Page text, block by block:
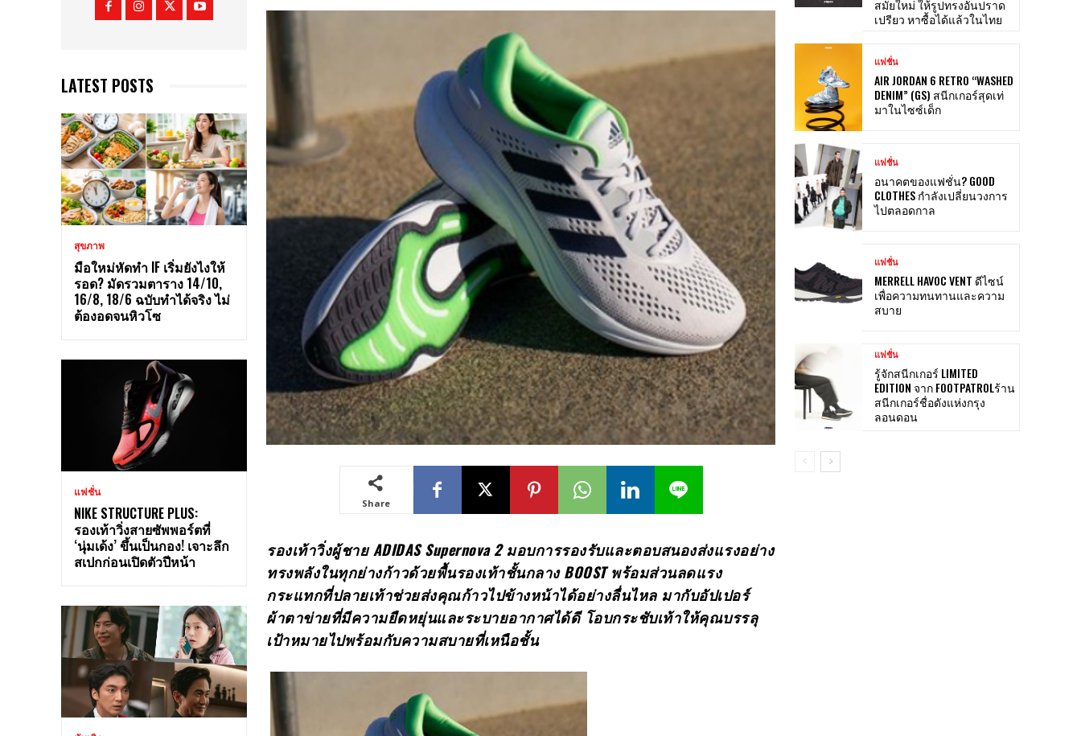
LATEST POSTS
สุขภาพ
มือใหม่หัดทำ IF เริ่มยังไงให้
รอด? มัดรวมตาราง 14/10,
16/8, 18/6 ฉบับทำได้จริง ไม่
ต้องอดจนหิวโซ
แฟชั่น
NIKE STRUCTURE PLUS:
รองเท้าวิ่งสายซัพพอร์ตที่
‘นุ่มเด้ง’ ขึ้นเป็นกอง! เจาะลึก
สเปกก่อนเปิดตัวปีหน้า
Share
รองเท้าวิ่งผู้ชายADIDAS Supernova 2 มอบการรองรับและตอบสนองส่งแรงอย่าง
ทรงพลังในทุกย่างก้าวด้วยพื้นรองเท้าชั้นกลาง BOOST พร้อมส่วนลดแรง
กระแทกที่ปลายเท้าช่วยส่งคุณก้าวไปข้างหน้าได้อย่างลื่นไหล มากับอัปเปอร์
ผ้าตาข่ายที่มีความยืดหยุ่นและระบายอากาศได้ดี โอบกระชับเท้าให้คุณบรรลุ
เป้าหมายไปพร้อมกับความสบายที่เหนือชั้น
สมัยใหม่ ให้รูปทรงอันปราด
เปรียว หาซื้อได้แล้วในไทย
แฟชั่น
AIR JORDAN 6 RETRO “WASHED
DENIM” (GS) สนีกเกอร์สุดเท่
มาในไซซ์เด็ก
แฟชั่น
อนาคตของแฟชั่น? GOOD
CLOTHES กำลังเปลี่ยนวงการ
ไปตลอดกาล
แฟชั่น
MERRELL HAVOC VENT ดีไซน์
เพื่อความทนทานและความ
สบาย
แฟชั่น
รู้จักสนีกเกอร์ LIMITED
EDITION จาก FOOTPATROLร้าน
สนีกเกอร์ชื่อดังแห่งกรุง
ลอนดอน